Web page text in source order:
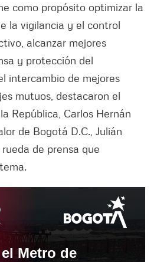
como propósito optimizar la
la vigilancia y el control
alcanzar mejores
y protección del
intercambio de mejores
mutuos, destacaron el
República, Carlos Hernán
de Bogotá D.C., Julián
de prensa que